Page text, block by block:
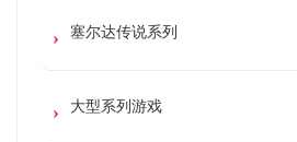
塞尔达传说系列
大型系列游戏